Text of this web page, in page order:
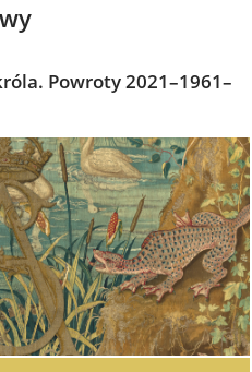
Powroty 2021–1961–